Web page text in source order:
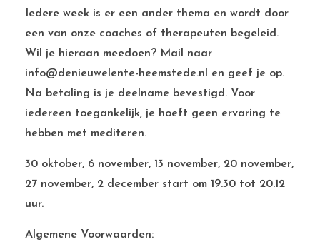
Iedere week is er een ander thema en wordt door
een van onze coaches of therapeuten begeleid.
Wil je hieraan meedoen? Mail naar
info@denieuwelente-heemstede.nl en geef je op.
Na betaling is je deelname bevestigd. Voor
iedereen toegankelijk, je hoeft geen ervaring te
hebben met mediteren.
30 oktober, 6 november, 13 november, 20 november,
27 november, 2 december start om 19.30 tot 20.12
uur.
Algemene Voorwaarden: